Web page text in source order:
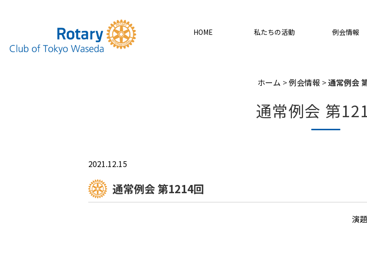
HOME 私たちの活動 例会情報
ホーム >例会情報 >通常例会
通常例会 第
2021.12.15
通常例会 第1214回
演